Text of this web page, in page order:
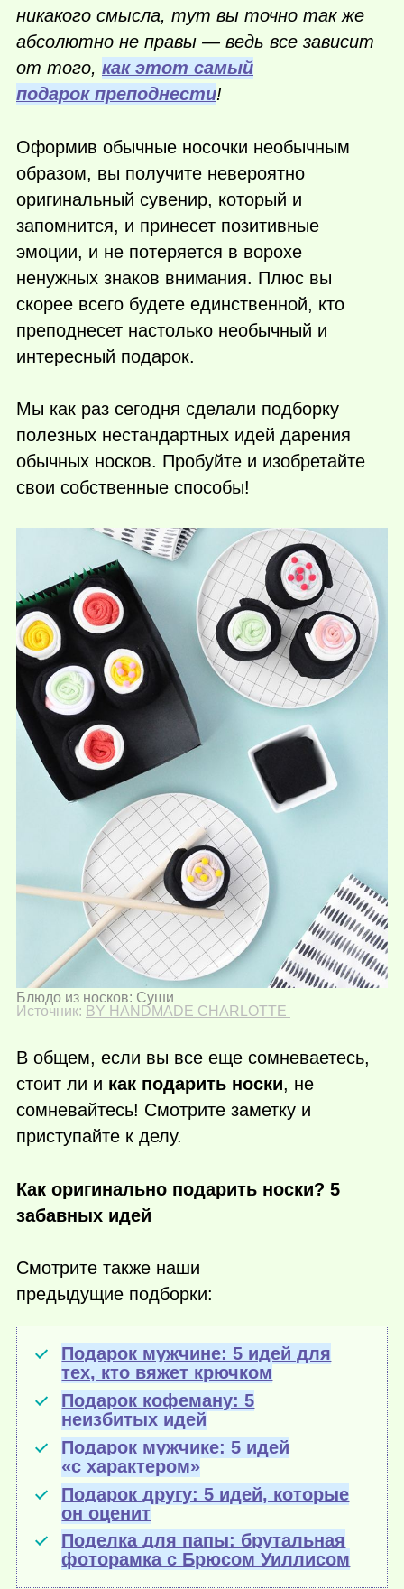
никакого смысла, тут вы точно так же
абсолютно не правы — ведь все зависит
от того, как этот самый
подарок преподнести!
Оформив обычные носочки необычным
образом, вы получите невероятно
оригинальный сувенир, который и
запомнится, и принесет позитивные
эмоции, и не потеряется в ворохе
ненужных знаков внимания. Плюс вы
скорее всего будете единственной, кто
преподнесет настолько необычный и
интересный подарок.
Мы как раз сегодня сделали подборку
полезных нестандартных идей дарения
обычных носков. Пробуйте и изобретайте
свои собственные способы!
Блюдо из носков: Суши
Источник: BY HANDMADE CHARLOTTE
В общем, если вы все еще сомневаетесь,
стоит ли и как подарить носки, не
сомневайтесь! Смотрите заметку и
приступайте к делу.
Как оригинально подарить носки? 5
забавных идей
Смотрите также наши
предыдущие подборки:
Подарок мужчине: 5 идей для
тех, кто вяжет крючком
Подарок кофеману: 5
неизбитых идей
Подарок мужчике: 5 идей
«с характером»
Подарок другу: 5 идей, которые
он оценит
Поделка для папы: брутальная
фоторамка с Брюсом Уиллисом